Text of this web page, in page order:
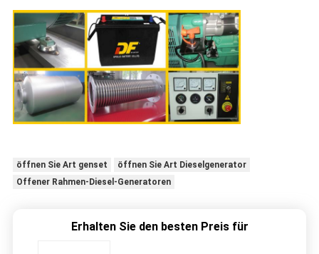
öffnen Sie Art genset
öffnen Sie Art Dieselgenerator
Offener Rahmen-Diesel-Generatoren
Erhalten Sie den besten Preis für